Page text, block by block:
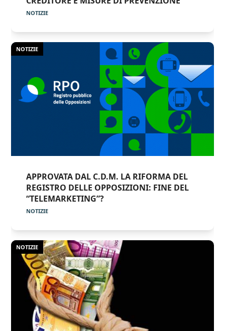
NOTIZIE
NOTIZIE
APPROVATA DAL C.D.M. LA RIFORMA DEL
REGISTRO DELLE OPPOSIZIONI: FINE DEL
“TELEMARKETING”?
NOTIZIE
NOTIZIE